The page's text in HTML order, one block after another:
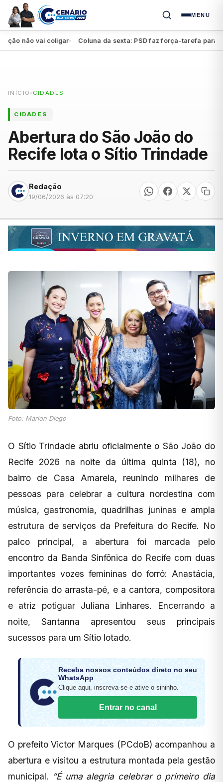
MENU
não vai coligar● Coluna da sexta: PSD faz força-tarefa para
INÍCIO › CIDADES
CIDADES
Abertura do São João do
Recife lota o Sítio Trindade
Redação
19/06/2026 às 07:20
Foto: Marlon Diego
O Sítio Trindade abriu oficialmente o São João do
Recife 2026 na noite da última quinta (18), no
bairro de Casa Amarela, reunindo milhares de
pessoas para celebrar a cultura nordestina com
música, gastronomia, quadrilhas juninas e ampla
estrutura de serviços da Prefeitura do Recife. No
palco principal, a abertura foi marcada pelo
encontro da Banda Sinfônica do Recife com duas
importantes vozes femininas do forró: Anastácia,
referência do arrasta-pé, e a cantora, compositora
e atriz potiguar Juliana Linhares. Encerrando a
noite, Santanna apresentou seus principais
sucessos para um Sítio lotado.
Receba nossos conteúdos direto no seu
WhatsApp
Clique aqui, inscreva-se e ative o sininho.
Entrar no canal
O prefeito Victor Marques (PCdoB) acompanhou a
abertura e visitou a estrutura montada pela gestão
municipal. “É uma alegria celebrar o primeiro dia